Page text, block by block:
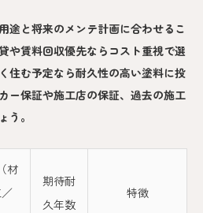
途と将来のメンテ計画に合わせるこ
や賃料回収優先ならコスト重視で選
住む予定なら耐久性の高い塗料に投
ー保証や施工店の保証、過去の施工
う。
材
期待耐
久年数
特徴